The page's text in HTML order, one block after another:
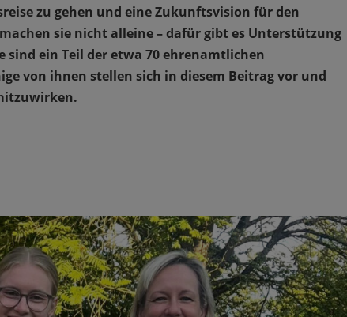
zu gehen und eine Zukunftsvision für den
sie nicht alleine – dafür gibt es Unterstützung
ein Teil der etwa 70 ehrenamtlichen
von ihnen stellen sich in diesem Beitrag vor und